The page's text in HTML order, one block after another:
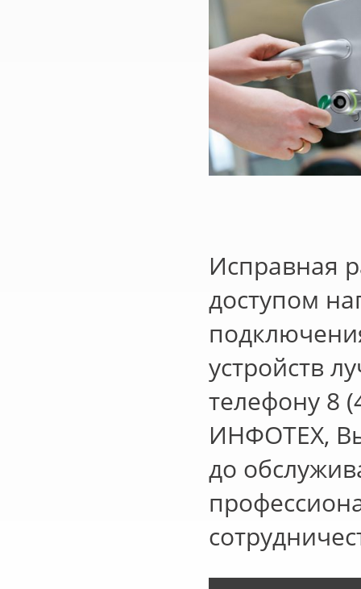
Исправная
доступом
устройств
телефону 8
ИНФОТЕХ,
до